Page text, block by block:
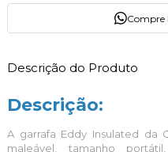
Compre
Descrição do Produto
Descrição:
A garrafa Eddy Insulated da
maleável, tamanho